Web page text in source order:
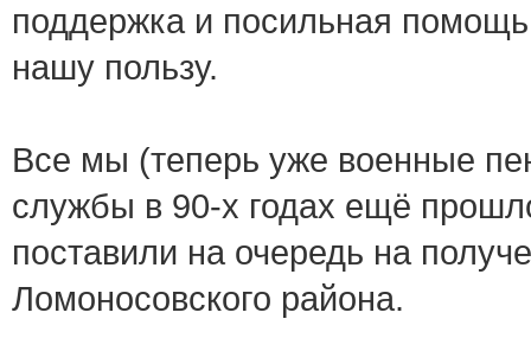
поддержка и посильная помощь
нашу пользу.
Все мы (теперь уже военные
службы в 90-х годах ещё
поставили на очередь на
Ломоносовского района.